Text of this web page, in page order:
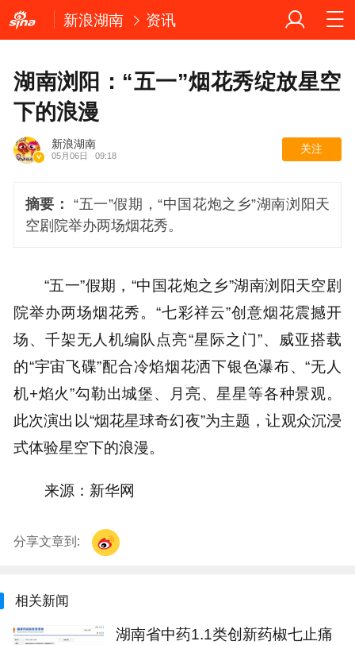
新浪湖南 资讯
湖南浏阳：“五一”烟花秀绽放星空
下的浪漫
新浪湖南
05月06日 09:18
关注
摘要：
“五一”假期，“中国花炮之乡”湖南浏阳天
空剧院举办两场烟花秀。
“五一”假期，“中国花炮之乡”湖南浏阳天空剧
院举办两场烟花秀。“七彩祥云”创意烟花震撼开
场、千架无人机编队点亮“星际之门”、威亚搭载
的“宇宙飞碟”配合冷焰烟花洒下银色瀑布、“无人
机+焰火”勾勒出城堡、月亮、星星等各种景观。
此次演出以“烟花星球奇幻夜”为主题，让观众沉浸
式体验星空下的浪漫。
来源：新华网
分享文章到:
相关新闻
湖南省中药1.1类创新药椒七止痛